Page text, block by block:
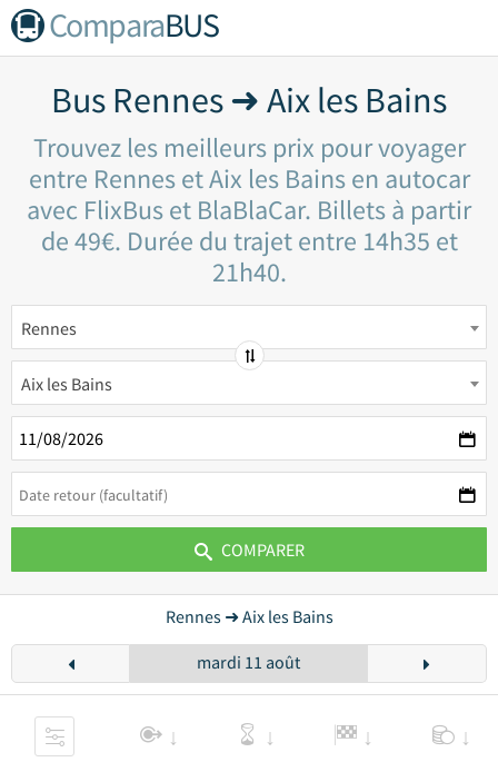
ComparaBUS
Bus Rennes ➜ Aix les Bains
Trouvez les meilleurs prix pour voyager
entre Rennes et Aix les Bains en autocar
avec FlixBus et BlaBlaCar. Billets à partir
de 49€. Durée du trajet entre 14h35 et
21h40.
Rennes
Aix les Bains
COMPARER
Rennes ➜ Aix les Bains
mardi 11 août